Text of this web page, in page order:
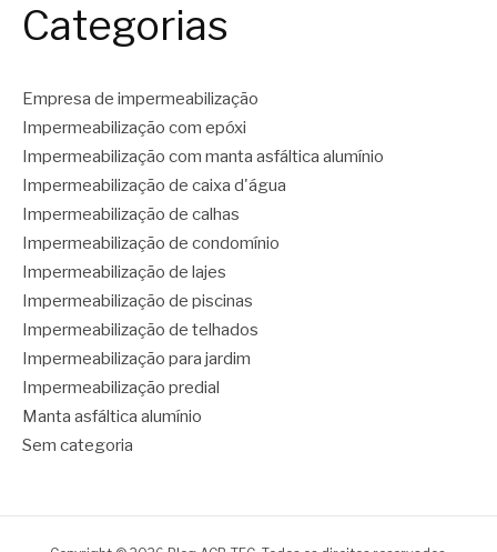
Categorias
Empresa de impermeabilização
Impermeabilização com epóxi
Impermeabilização com manta asfáltica alumínio
Impermeabilização de caixa d'água
Impermeabilização de calhas
Impermeabilização de condomínio
Impermeabilização de lajes
Impermeabilização de piscinas
Impermeabilização de telhados
Impermeabilização para jardim
Impermeabilização predial
Manta asfáltica alumínio
Sem categoria